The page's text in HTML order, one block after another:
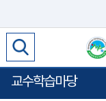
교수학습마당